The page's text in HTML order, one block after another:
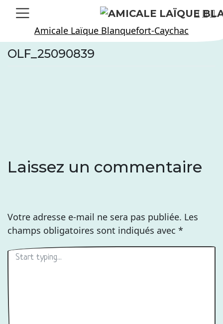
Skip
Amicale Laïque Blanquefort-Caychac
OLF_25090839
Laissez un commentaire
Votre adresse e-mail ne sera pas publiée. Les
champs obligatoires sont indiqués avec *